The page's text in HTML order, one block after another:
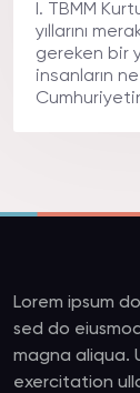
I. TBMM
yıllarını
gereken bir
insanların
Lorem ipsum
sed do
magna aliqua.
exercitation